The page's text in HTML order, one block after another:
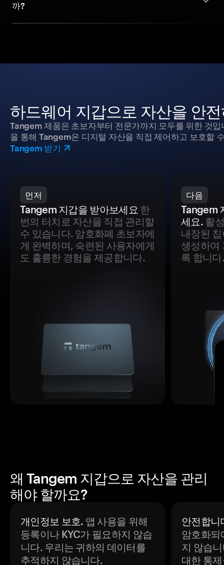
까?
하드웨어 지갑으로 자산을 안
Tangem 제품은 초보자부터 전문가까지 모두를 위한 것
을 통해 Tangem은 디지털 자산을 직접 제어하고 보호할
Tangem 받기
먼저
Tangem 지갑을 받아보세요 한
번의 터치로 자산을 직접 관리할
수 있습니다. 암호화폐 초보자에
게 완벽하며, 숙련된 사용자에게
도 훌륭한 경험을 제공합니다.
다음
Tangem
세요.활
내장된
생성하여
록 합니다.
왜 Tangem 지갑으로 자산을 관리
해야 할까요?
개인정보 보호. 앱 사용을 위해
등록이나 KYC가 필요하지 않습
니다. 우리는 귀하의 데이터를
추적하지 않습니다.
안전합니
암호화되
지 않습
대한 통